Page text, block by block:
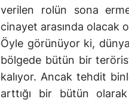
verilen rolün sona
cinayet arasında olacak
Öyle görünüyor ki,
bölgede bütün bir
kalıyor. Ancak tehdit
arttığı bir bütün olarak